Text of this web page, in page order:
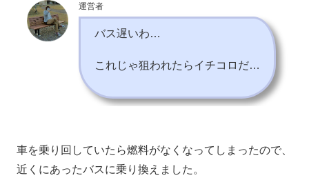
運営者
バス遅いわ…
これじゃ狙われたらイチコロだ…
車を乗り回していたら燃料がなくなってしまったので、
近くにあったバスに乗り換えました。